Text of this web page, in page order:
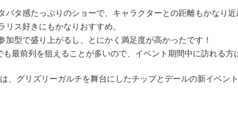
タ感たっぷりのショーで、キャラクターとの距離もかなり近
ス好きにもかなりおすすめ。
型で盛り上がるし、とにかく満足度が高かったです！
最前列を狙えることが多いので、イベント期間中に訪れる方
、グリズリーガルチを舞台にしたチップとデールの新イベン